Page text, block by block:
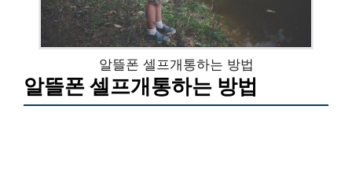
알뜰폰 셀프개통하는 방법
알뜰폰 셀프개통하는 방법